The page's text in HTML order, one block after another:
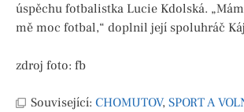
úspěchu fotbalistka Lucie Kdolská.
mě moc fotbal,“ doplnil její spoluhráč
zdroj foto: fb
Související: CHOMUTOV, SPORT A